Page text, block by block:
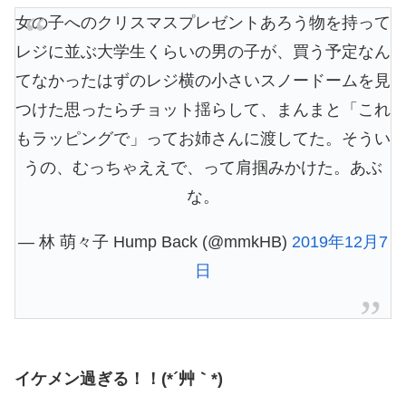
女の子へのクリスマスプレゼントあろう物を持って
レジに並ぶ大学生くらいの男の子が、買う予定なん
てなかったはずのレジ横の小さいスノードームを見
つけた思ったらチョット揺らして、まんまと「これ
もラッピングで」ってお姉さんに渡してた。そうい
うの、むっちゃええで、って肩掴みかけた。あぶ
な。
— 林 萌々子 Hump Back (@mmkHB) 2019年12月7
日
イケメン過ぎる！！(*´艸｀*)